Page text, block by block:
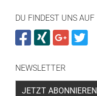
DU FINDEST UNS AUF
NEWSLETTER
JETZT ABONNIEREN